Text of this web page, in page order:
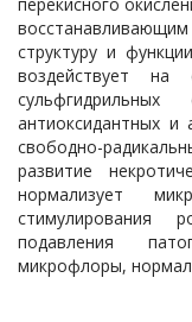
перекисного
структуру и
воздействует на
антиоксидантных и
свободно-
развитие
нормализует
стимулирования
подавления
микрофлоры,